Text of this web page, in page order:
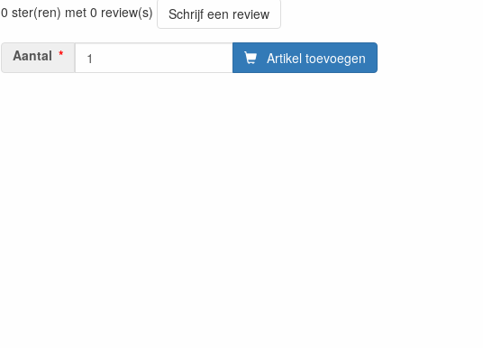
0 ster(ren) met 0 review(s)
Schrijf een review
Aantal Artikel toevoegen